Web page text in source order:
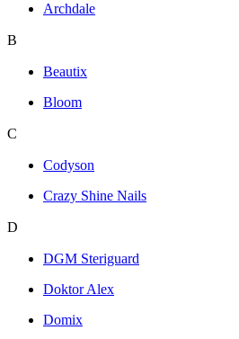
Archdale
B
Beautix
Bloom
C
Codyson
Crazy Shine Nails
D
DGM Steriguard
Doktor Alex
Domix